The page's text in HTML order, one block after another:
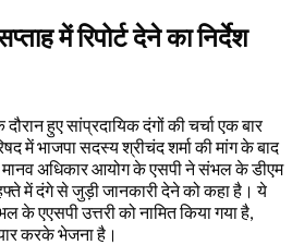
में रिपोर्ट देने का निर्देश
हुए सांप्रदायिक दंगों की चर्चा एक बार
में भाजपा सदस्य श्रीचंद शर्मा की मांग के बाद
अधिकार आयोग के एसपी ने संभल के डीएम
में दंगे से जुड़ी जानकारी देने को कहा है। ये
के एएसपी उत्तरी को नामित किया गया है,
करके भेजना है।